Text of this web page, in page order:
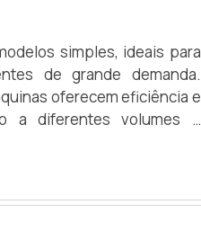
simples, ideais para
de grande demanda.
oferecem eficiência e
a diferentes volumes e